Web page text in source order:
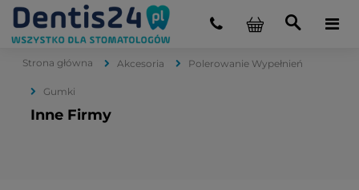
Strona główna Akcesoria Polerowanie Wypełnień
Gumki
Inne Firmy